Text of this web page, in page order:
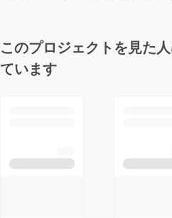
このプロジェクトを見た
ています